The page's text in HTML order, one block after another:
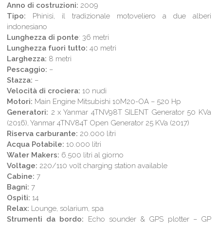
Anno di costruzioni: 2009
Tipo: Phinisi, il tradizionale motoveliero a due alberi
indonesiano
Lunghezza di ponte: 36 metri
Lunghezza fuori tutto: 40 metri
Larghezza: 8 metri
Pescaggio: –
Stazza: –
Velocità di crociera: 10 nudi
Motori: Main Engine Mitsubishi 10M20-OA – 520 Hp
Generatori: 2 x Yanmar 4TNV98T SILENT Generator 50 KVa
(2016), Yanmar 4TNV84T Open Generator 25 KVa (2017)
Riserva carburante: 20.000 litri
Acqua Potabile: 10.000 litri
Water Makers: 6.500 litri al giorno
Voltage: 220/110 volt charging station available
Cabine: 7
Bagni: 7
Ospiti: 14
Relax: Lounge, solarium, spa
Strumenti da bordo: Echo sounder & GPS plotter – GP